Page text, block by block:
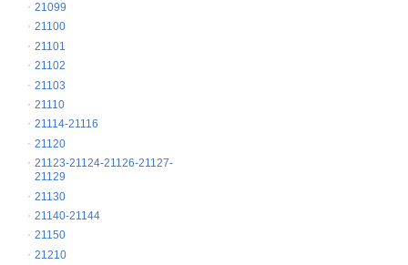
21099
21100
21101
21102
21103
21110
21114-21116
21120
21123-21124-21126-21127-
21129
21130
21140-21144
21150
21210